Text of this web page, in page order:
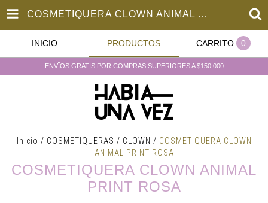
COSMETIQUERA CLOWN ANIMAL PRINT ROSA
INICIO PRODUCTOS CARRITO 0
ENVÏOS GRATIS POR COMPRAS SUPERIORES A $150.000
Inicio / COSMETIQUERAS / CLOWN / COSMETIQUERA CLOWN
ANIMAL PRINT ROSA
COSMETIQUERA CLOWN ANIMAL
PRINT ROSA